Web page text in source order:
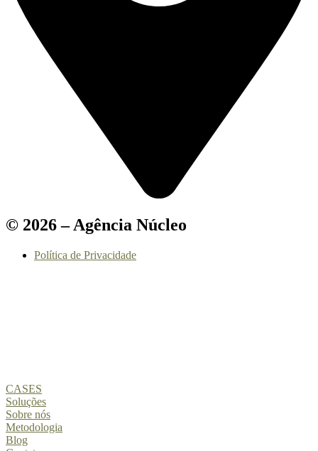
© 2026 –Agência Núcleo
Política de Privacidade
CASES
Soluções
Sobre nós
Metodologia
Blog